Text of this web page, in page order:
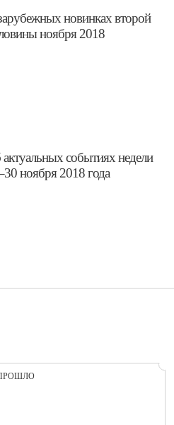
новинках второй
ноября 2018
событиях недели
ноября 2018 года